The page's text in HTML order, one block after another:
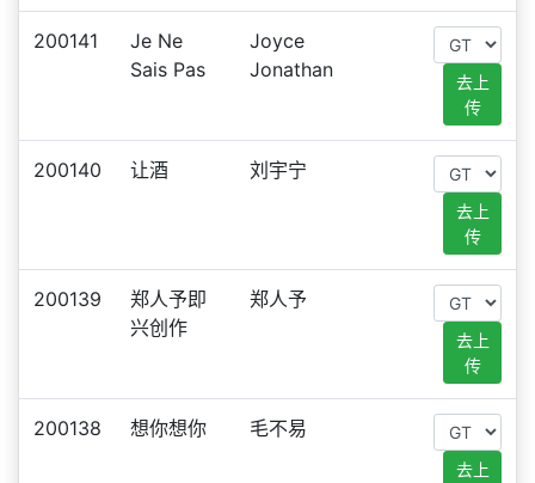
200141
Je Ne
Sais Pas
Joyce
Jonathan
去上
传
200140 让酒 刘宇宁
去上
传
200139
郑人予即
兴创作
郑人予
去上
传
200138 想你想你 毛不易
去上